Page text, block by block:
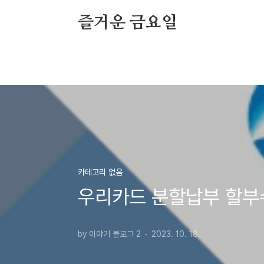
즐거운 금요일
카테고리 없음
우리카드 분할납부 할
by 이야기 블로그 2 2023. 10. 18.